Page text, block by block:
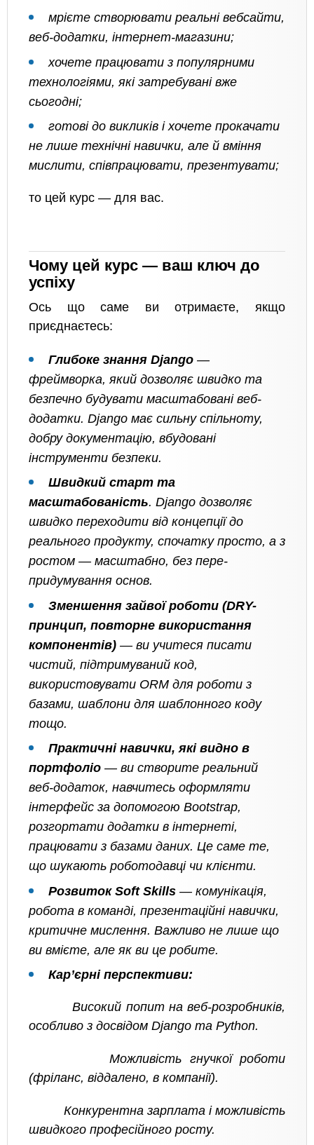
мрієте створювати реальні вебсайти,
веб-додатки, інтернет-магазини;
хочете працювати з популярними
технологіями, які затребувані вже
сьогодні;
готові до викликів і хочете прокачати
не лише технічні навички, але й вміння
мислити, співпрацювати, презентувати;
то цей курс — для вас.
Чому цей курс — ваш ключ до
успіху
Ось що саме ви отримаєте, якщо
приєднаєтесь:
Глибоке знання Django —
фреймворка, який дозволяє швидко та
безпечно будувати масштабовані веб-
додатки. Django має сильну спільноту,
добру документацію, вбудовані
інструменти безпеки.
Швидкий старт та
масштабованість. Django дозволяє
швидко переходити від концепції до
реального продукту, спочатку просто, а з
ростом — масштабно, без пере-
придумування основ.
Зменшення зайвої роботи (DRY-
принцип, повторне використання
компонентів) — ви учитеся писати
чистий, підтримуваний код,
використовувати ORM для роботи з
базами, шаблони для шаблонного коду
тощо.
Практичні навички, які видно в
портфоліо — ви створите реальний
веб-додаток, навчитесь оформляти
інтерфейс за допомогою Bootstrap,
розгортати додатки в інтернеті,
працювати з базами даних. Це саме те,
що шукають роботодавці чи клієнти.
Розвиток Soft Skills — комунікація,
робота в команді, презентаційні навички,
критичне мислення. Важливо не лише що
ви вмієте, але як ви це робите.
Кар’єрні перспективи:
Високий попит на веб-розробників,
особливо з досвідом Django та Python.
Можливість гнучкої роботи
(фріланс, віддалено, в компанії).
Конкурентна зарплата і можливість
швидкого професійного росту.